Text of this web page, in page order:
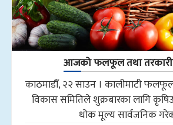
आजको फलफूल तथा
काठमाडौँ, २२ साउन । कालीमाटी
विकास समितिले शुक्रबारका लागि
थोक मूल्य सार्वजनिक